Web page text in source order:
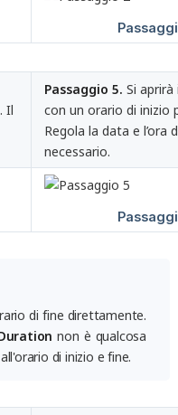
Il
Passaggio 5. Si
con un orario di inizio
Regola la data e l’ora
necessario.
di fine direttamente.
non è qualcosa
di inizio e fine.